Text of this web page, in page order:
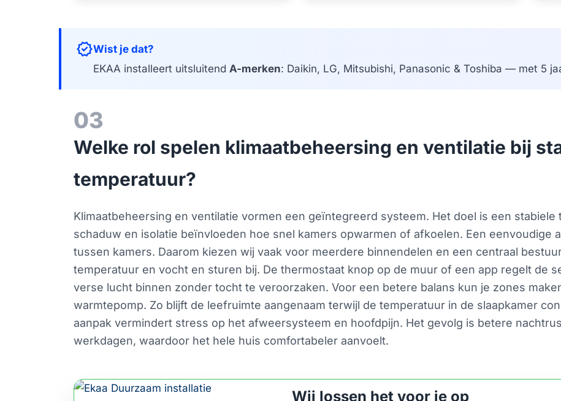
verifiedWist je dat?
EKAA installeert uitsluitend A-merken: Daikin, LG, Mitsubishi, Panasonic & Toshiba — met 5
03
Welke rol spelen klimaatbeheersing en ventilatie bij
temperatuur?
Klimaatbeheersing en ventilatie vormen een geïntegreerd systeem. Het doel is een
schaduw en isolatie beïnvloeden hoe snel kamers opwarmen of afkoelen. Een eenvoudige
tussen kamers. Daarom kiezen wij vaak voor meerdere binnendelen en een centraal
temperatuur en vocht en sturen bij. De thermostaat knop op de muur of een app regelt de
verse lucht binnen zonder tocht te veroorzaken. Voor een betere balans kun je zones
warmtepomp. Zo blijft de leefruimte aangenaam terwijl de temperatuur in de slaapkamer
aanpak vermindert stress op het afweersysteem en hoofdpijn. Het gevolg is betere
werkdagen, waardoor het hele huis comfortabeler aanvoelt.
Wij lossen het voor je op